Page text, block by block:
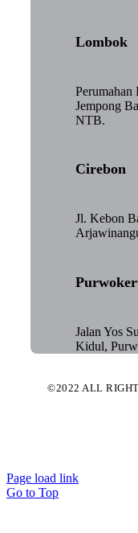
Lombok
Jempong
NTB.
Cirebon
Jl. Kebon
Jalan Yos
Kidul,
©2022 ALL
Page load link
Go to Top